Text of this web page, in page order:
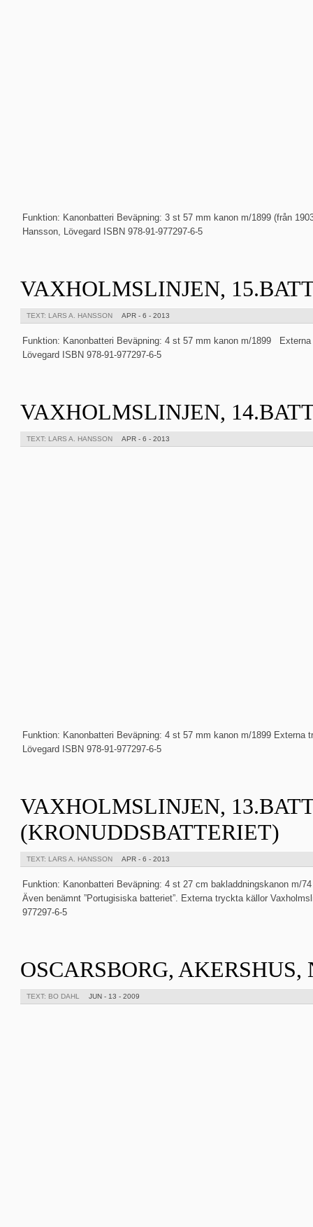
Funktion: Kanonbatteri Beväpning: 3 st 57 mm kanon m/1899 (från
Hansson, Lövegard ISBN 978-91-977297-6-5
VAXHOLMSLINJEN,
TEXT: LARS A. HANSSON APR - 6 - 2013
Funktion: Kanonbatteri Beväpning: 4 st 57 mm kanon m/1899
Lövegard ISBN 978-91-977297-6-5
VAXHOLMSLINJEN,
TEXT: LARS A. HANSSON APR - 6 - 2013
Funktion: Kanonbatteri Beväpning: 4 st 57 mm kanon m/1899 Externa
Lövegard ISBN 978-91-977297-6-5
VAXHOLMSLINJEN,
(KRONUDDSBATTERIET)
TEXT: LARS A. HANSSON APR - 6 - 2013
Funktion: Kanonbatteri Beväpning: 4 st 27 cm bakladdningskanon m/
Även benämnt ”Portugisiska batteriet”. Externa tryckta källor
977297-6-5
OSCARSBORG, AKERSHUS,
TEXT: BO DAHL JUN - 13 - 2009